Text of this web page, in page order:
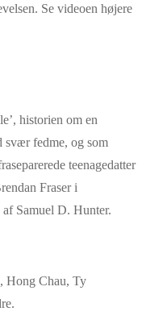
Se videoen højere
historien om en
svær fedme, og som
teenagedatter
Fraser i
Samuel D. Hunter.
Hong Chau, Ty